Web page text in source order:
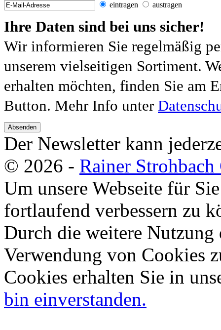
eintragen austragen
Ihre Daten sind bei uns sicher!
Wir informieren Sie regelmäßig
unserem vielseitigen Sortiment.
erhalten möchten, finden Sie am
Button. Mehr Info unter
Absenden
Der Newsletter kann
© 2026 - Rainer
Um unsere Webseite für
fortlaufend verbessern zu
Durch die weitere Nutzung
Verwendung von Cookies
Cookies erhalten Sie in
bin einverstanden.